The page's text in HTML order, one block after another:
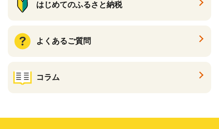
はじめてのふるさと納税
よくあるご質問
コラム